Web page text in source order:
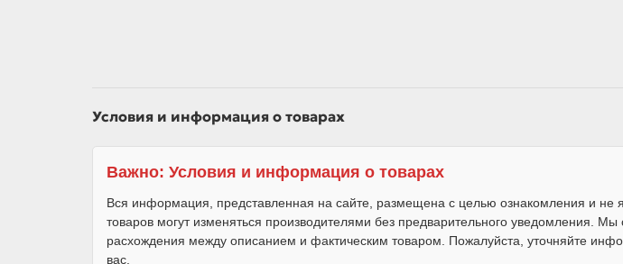
Условия и информация о товарах
Важно: Условия и информация о товарах
Вся информация, представленная на сайте, размещена с целью ознакомления и не
товаров могут изменяться производителями без предварительного уведомления.
расхождения между описанием и фактическим товаром. Пожалуйста, уточняйте
вас.